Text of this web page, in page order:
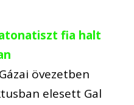
fia halt
övezetben
elesett Gal